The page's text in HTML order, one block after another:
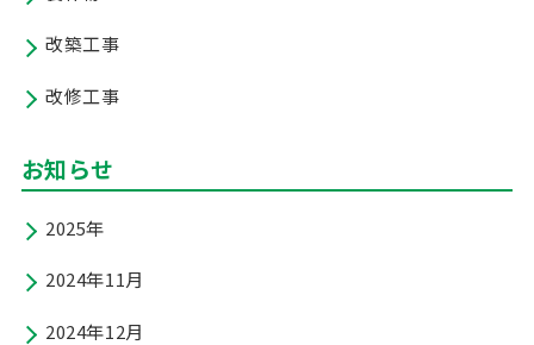
改築工事
改修工事
お知らせ
2025年
2024年11月
2024年12月